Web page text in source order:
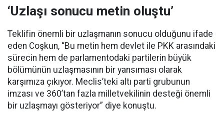
‘Uzlaşı sonucu metin oluştu’
Teklifin önemli bir uzlaşmanın sonucu olduğunu ifade
eden Coşkun, “Bu metin hem devlet ile PKK arasındaki
sürecin hem de parlamentodaki partilerin büyük
bölümünün uzlaşmasının bir yansıması olarak
karşımıza çıkıyor. Meclis’teki altı parti grubunun
imzası ve 360’tan fazla milletvekilinin desteği önemli
bir uzlaşmayı gösteriyor” diye konuştu.